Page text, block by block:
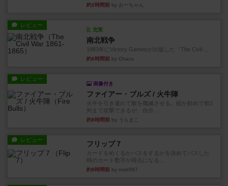
約2時間前 by おーちゃん
レビュー
充実
南北戦争
1983年にVictory Gamesが出版した『The Civil ...
約6時間前 by Chaco
レビュー
画像付き
ファイアー・ブルズ / 火牛陣
火牛を引き連れて敵を殲滅させる。縦か斜めで前2
列まで攻撃できるが、自分...
約8時間前 by うらまこ
レビュー フリップ７
カードをめくるかパスをするかを決めてパスした
時のカード数字が得点になる...
約8時間前 by mob567